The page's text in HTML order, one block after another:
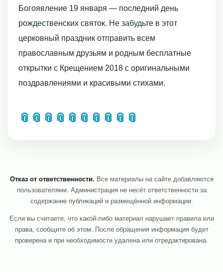
Богоявление 19 января — последний день
рождественских святок. Не забудьте в этот
церковный праздник отправить всем
православным друзьям и родным бесплатные
открытки с Крещением 2018 с оригинальными
поздравлениями и красивыми стихами.
📎 📎 📎 📎 📎 📎 📎 📎 📎 📎
Отказ от ответственности. Все материалы на сайте добавляются
пользователями. Администрация не несёт ответственности за
содержание публикаций и размещённой информации.
Если вы считаете, что какой-либо материал нарушает правила или
права, сообщите об этом. После обращения информация будет
проверена и при необходимости удалена или отредактирована.